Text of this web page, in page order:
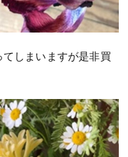
しまいますが是非買